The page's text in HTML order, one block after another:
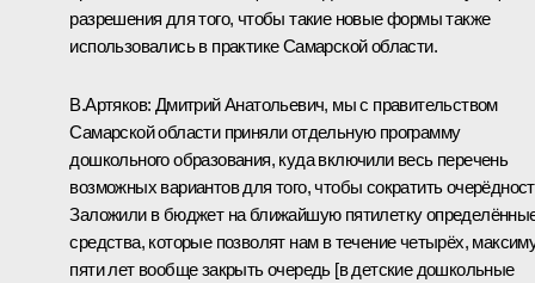
разрешения для того, чтобы такие новые формы также
использовались в практике Самарской области.
В.Артяков: Дмитрий Анатольевич, мы с правительством
Самарской области приняли отдельную программу
дошкольного образования, куда включили весь перечень
возможных вариантов для того, чтобы сократить
Заложили в бюджет на ближайшую пятилетку
средства, которые позволят нам в течение четырёх,
пяти лет вообще закрыть очередь [в детские дошкольные